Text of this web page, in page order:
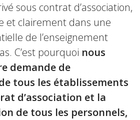
sous contrat d’association,
et clairement dans une
de l’enseignement
C’est pourquoi nous
demande de
tous les établissements
d’association et la
de tous les personnels,